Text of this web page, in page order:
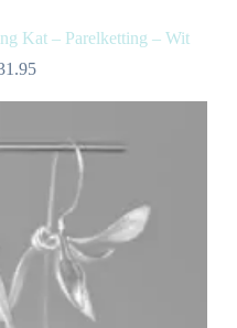
Kat – Parelketting – Wit